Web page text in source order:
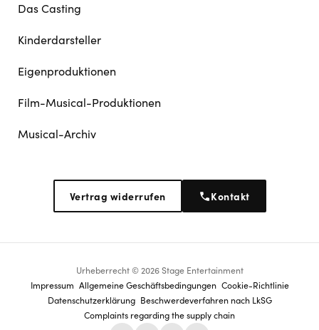
Das Casting
Kinderdarsteller
Eigenproduktionen
Film-Musical-Produktionen
Musical-Archiv
Vertrag widerrufen Kontakt
Urheberrecht © 2026 Stage Entertainment
Footer
navigation
Impressum Allgemeine Geschäftsbedingungen Cookie-Richtlinie
Datenschutz­erklärung Beschwerdeverfahren nach LkSG
Complaints regarding the supply chain